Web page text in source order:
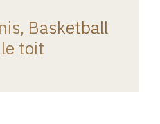
Basketball
toit